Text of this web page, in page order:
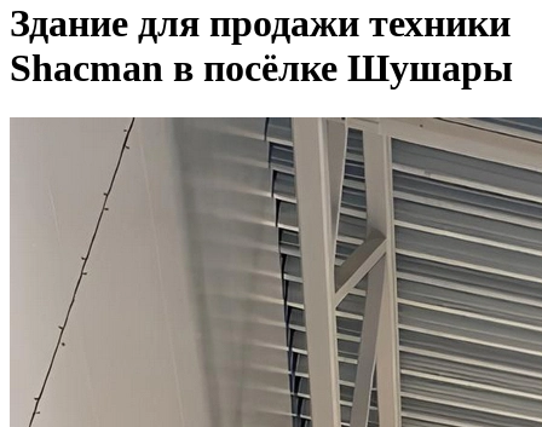
Здание для продажи техники
Shacman в посёлке Шушары